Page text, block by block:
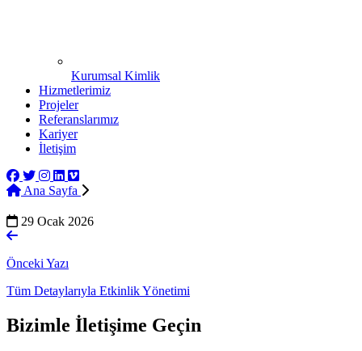
Kurumsal Kimlik
Hizmetlerimiz
Projeler
Referanslarımız
Kariyer
İletişim
Ana Sayfa
29 Ocak 2026
Önceki Yazı
Tüm Detaylarıyla Etkinlik Yönetimi
Bizimle İletişime Geçin